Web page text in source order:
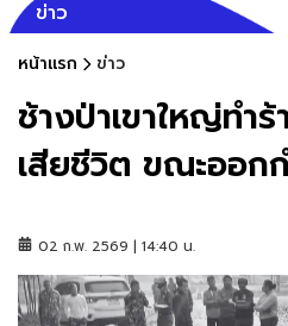
ข่าว
หน้าแรก ข่าว
ช้างป่าเขาใหญ่ทำ
เสียชีวิต ขณะออก
02 ก.พ. 2569 | 14:40 น.